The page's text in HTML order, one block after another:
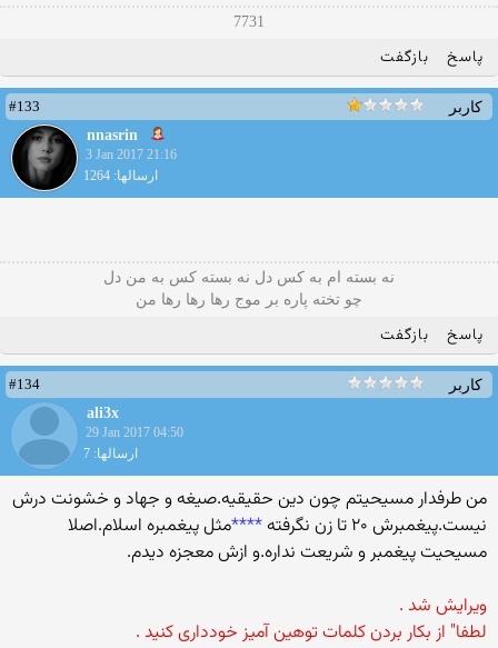
7731
پاسخ بازگفت
کاربر
#133
nnasrin
3 Jan 2017 21:16
ارسالها: 1264
نه بسته ام به کس دل نه بسته کس به من دل
چو تخته پاره بر موج رها رها رها من
پاسخ بازگفت
کاربر
#134
ali3x
29 Jan 2017 04:50
ارسالها: 7
من طرفدار مسیحیتم چون دین حقیقیه.صیغه و جهاد و خشونت درش
نیست.پیغمبرش ۲۰ تا زن نگرفته
****مثل پیغمبره اسلام.اصلا
مسیحیت پیغمبر و شریعت نداره.و ازش معجزه دیدم.
ویرایش شد .
لطفا" از بکار بردن کلمات توهین آمیز خودداری کنید .